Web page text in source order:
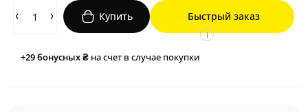
Купить Быстрый заказ
+29бонусных ₴ на счет в случае покупки
i